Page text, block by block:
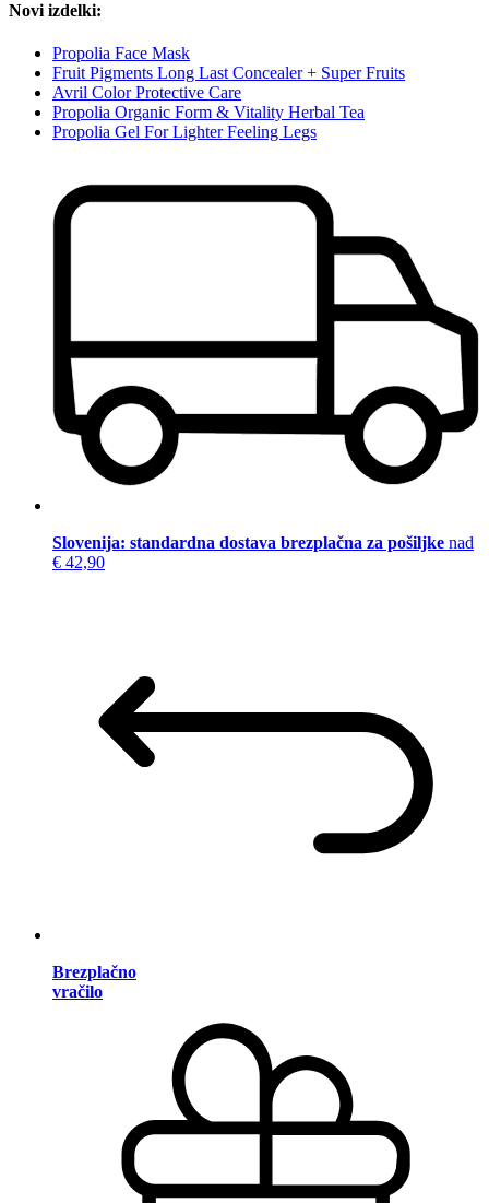
Novi izdelki:
Propolia Face Mask
Fruit Pigments Long Last Concealer + Super Fruits
Avril Color Protective Care
Propolia Organic Form & Vitality Herbal Tea
Propolia Gel For Lighter Feeling Legs
Slovenija: standardna dostava brezplačna za pošiljke nad
€ 42,90
Brezplačno
vračilo